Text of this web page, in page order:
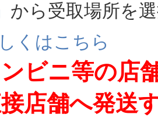
から受取場所を
くはこちら
ビニ等の店
店舗へ発送